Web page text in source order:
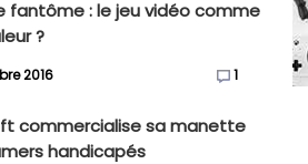
fantôme : le jeu vidéo comme
?
2016 1
commercialise sa manette
handicapés